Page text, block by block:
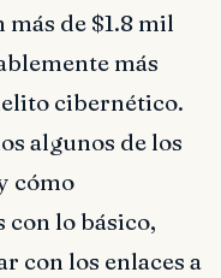
más de $1.8 mil
más
cibernético.
algunos de los
cómo
con lo básico,
con los enlaces a